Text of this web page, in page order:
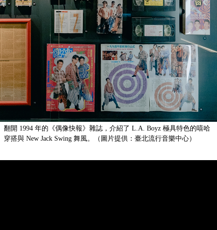
翻開 1994 年的《偶像快報》雜誌，介紹了 L.A. Boyz 極具特色的嘻哈
穿搭與 New Jack Swing 舞風。（圖片提供：臺北流行音樂中心）